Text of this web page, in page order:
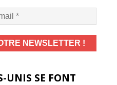
UNIS SE FONT